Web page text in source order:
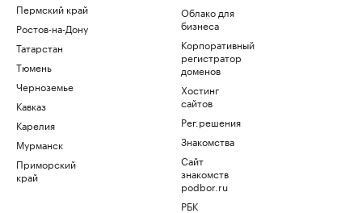
Пермский край
Ростов-на-Дону
Татарстан
Тюмень
Черноземье
Кавказ
Карелия
Мурманск
Приморский
край
Облако для
бизнеса
Корпоративный
регистратор
доменов
Хостинг
сайтов
Рег.решения
Знакомства
Сайт
знакомств
podbor.ru
РБК